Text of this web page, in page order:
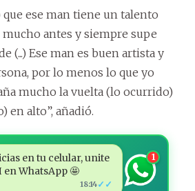
ese man tiene un talento
antes y siempre supe
(...) Ese man es buen artista y
por lo menos lo que yo
mucho la vuelta (lo ocurrido)
en alto”, añadió.
en tu celular, unite
en WhatsApp 🤩
18:14✓✓
1